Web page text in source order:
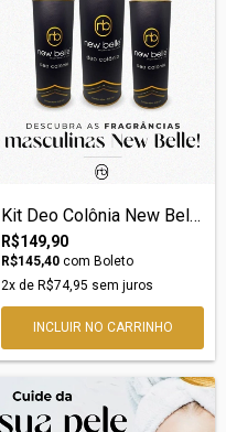
Kit Deo Colônia New Belle 13 - Inspiraçã...
R$149,90
R$145,40 com Boleto
2x de R$74,95 sem juros